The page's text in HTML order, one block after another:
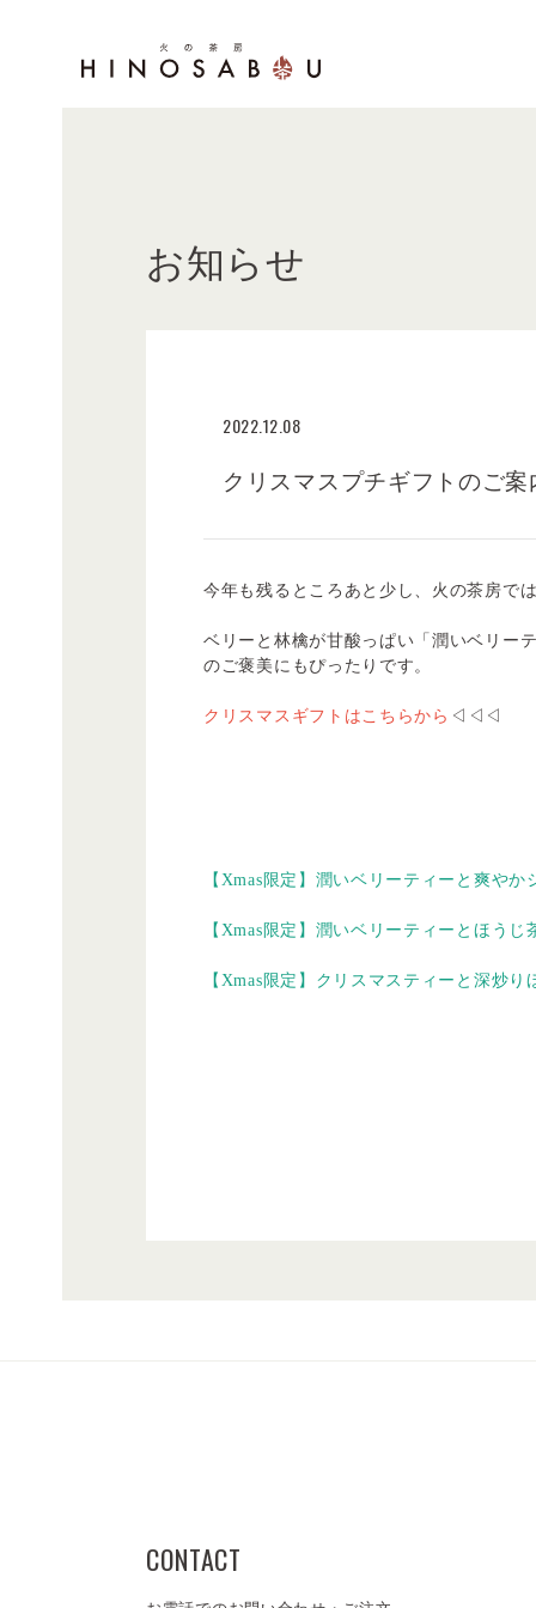
お知らせ
2022.12.08
クリスマスプチギフトのご案
今年も残るところあと少し、火の茶房で
ベリーと林檎が甘酸っぱい「潤いベリー
のご褒美にもぴったりです。
クリスマスギフトはこちらから ◁◁◁
【Xmas限定】潤いベリーティーと爽や
【Xmas限定】潤いベリーティーとほ
【Xmas限定】クリスマスティーと深炒
CONTACT